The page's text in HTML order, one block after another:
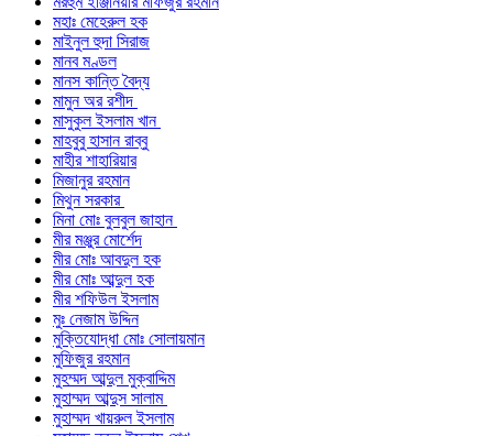
মহাঃ মেহেরুল হক
মাইনুল হুদা সিরাজ
মানব মণ্ডল
মানস কান্তি বৈদ্য
মামুন অর রশীদ
মাসুকুল ইসলাম খান
মাহবুবু হাসান রাব্বু
মাহীর শাহারিয়ার
মিজানুর রহমান
মিথুন সরকার
মিনা মোঃ বুলবুল জাহান
মীর মঞ্জুর মোর্শেদ
মীর মোঃ আবদুল হক
মীর মোঃ আব্দুল হক
মীর শফিউল ইসলাম
মুঃ নেজাম উদ্দিন
মুক্তিযোদ্ধা মোঃ সোলায়মান
মুফিজুর রহমান
মুহম্মদ আব্দুল মুক্বাদ্দিম
মুহাম্মদ আব্দুস সালাম
মুহাম্মদ খায়রুল ইসলাম